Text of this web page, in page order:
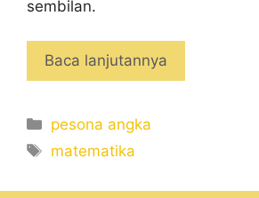
sembilan.
Baca lanjutannya
Categories
pesona angka
Tags
matematika